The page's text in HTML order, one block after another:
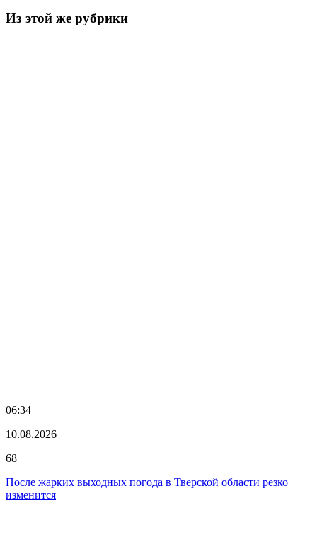
Из этой же рубрики
06:34
10.08.2026
68
После жарких выходных погода в Тверской области резко
изменится